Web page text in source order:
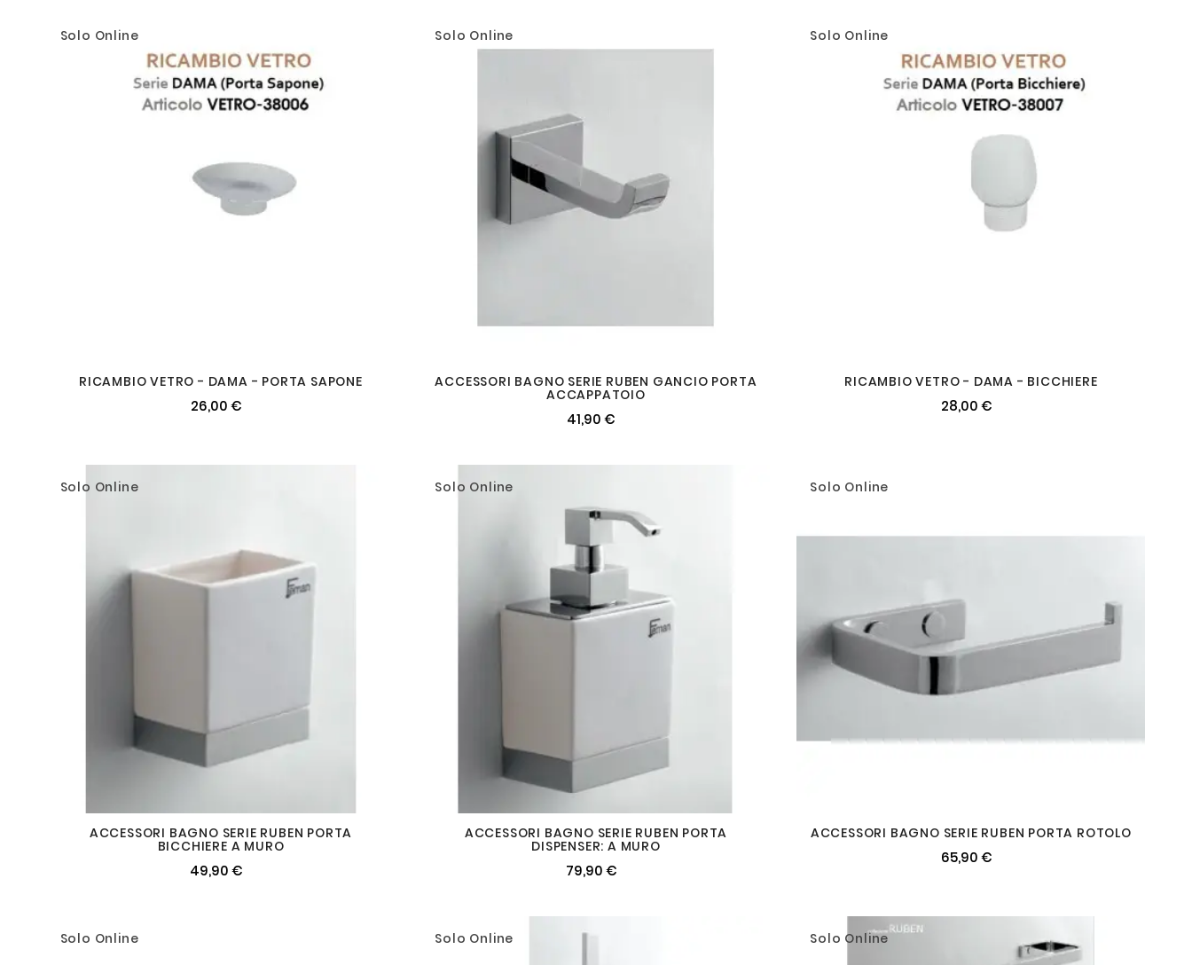
Solo Online
RICAMBIO VETRO - DAMA - PORTA SAPONE
26,00 €
Solo Online
ACCESSORI BAGNO SERIE RUBEN GANCIO PORTA
ACCAPPATOIO
41,90 €
Solo Online
RICAMBIO VETRO - DAMA - BICCHIERE
28,00 €
Solo Online
ACCESSORI BAGNO SERIE RUBEN PORTA
BICCHIERE A MURO
49,90 €
Solo Online
ACCESSORI BAGNO SERIE RUBEN PORTA
DISPENSER: A MURO
79,90 €
Solo Online
ACCESSORI BAGNO SERIE RUBEN PORTA ROTOLO
65,90 €
Solo Online Solo Online Solo Online